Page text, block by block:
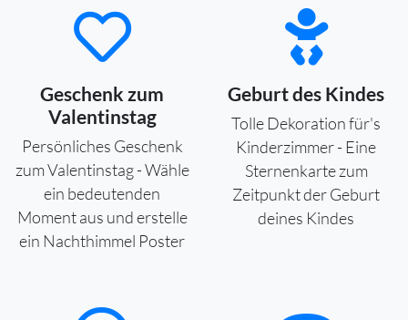
Geschenk zum
Valentinstag
Persönliches Geschenk
zum Valentinstag - Wähle
ein bedeutenden
Moment aus und erstelle
ein Nachthimmel Poster
Geburt des Kindes
Tolle Dekoration für's
Kinderzimmer - Eine
Sternenkarte zum
Zeitpunkt der Geburt
deines Kindes